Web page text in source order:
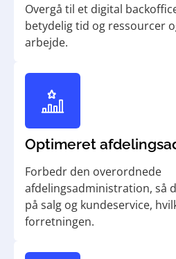
Overgå til et digital
betydelig tid og ressourcer
arbejde.
Optimeret
Forbedr den overordnede
afdelingsadministration, så
på salg og kundeservice,
forretningen.